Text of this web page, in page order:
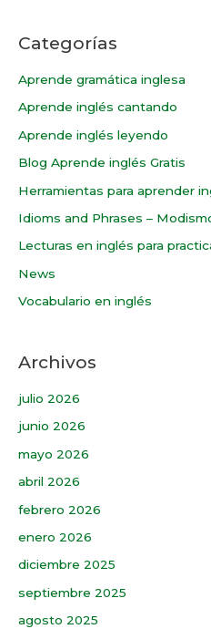
Categorías
Aprende gramática inglesa
Aprende inglés cantando
Aprende inglés leyendo
Blog Aprende inglés Gratis
Herramientas para aprender
Idioms and Phrases –
Lecturas en inglés para
News
Vocabulario en inglés
Archivos
julio 2026
junio 2026
mayo 2026
abril 2026
febrero 2026
enero 2026
diciembre 2025
septiembre 2025
agosto 2025